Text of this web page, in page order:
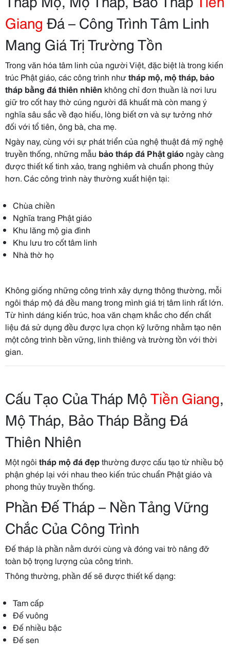
Giang Đá – Công Trình Tâm Linh
Mang Giá Trị Trường Tồn
Trong văn hóa tâm linh của người Việt, đặc biệt là trong kiến
trúc Phật giáo, các công trình nhưtháp mộ, mộ tháp, bảo
tháp bằng đá thiên nhiên không chỉ đơn thuần là nơi lưu
giữ tro cốt hay thờ cúng người đã khuất mà còn mang ý
nghĩa sâu sắc về đạo hiếu, lòng biết ơn và sự tưởng nhớ
đối với tổ tiên, ông bà, cha mẹ.
Ngày nay, cùng với sự phát triển của nghệ thuật đá mỹ nghệ
truyền thống, những mẫu bảo tháp đá Phật giáo ngày càng
được thiết kế tinh xảo, trang nghiêm và chuẩn phong thủy
hơn. Các công trình này thường xuất hiện tại:
Chùa chiền
Nghĩa trang Phật giáo
Khu lăng mộ gia đình
Khu lưu tro cốt tâm linh
Nhà thờ họ
Không giống những công trình xây dựng thông thường, mỗi
ngôi tháp mộ đá đều mang trong mình giá trị tâm linh rất lớn.
Từ hình dáng kiến trúc, hoa văn chạm khắc cho đến chất
liệu đá sử dụng đều được lựa chọn kỹ lưỡng nhằm tạo nên
một công trình bền vững, linh thiêng và trường tồn với thời
gian.
Cấu Tạo Của Tháp MộTiền Giang,
Mộ Tháp, Bảo Tháp Bằng Đá
Thiên Nhiên
Một ngôi tháp mộ đá đẹpthường được cấu tạo từ nhiều bộ
phận ghép lại với nhau theo kiến trúc chuẩn Phật giáo và
phong thủy truyền thống.
Phần Đế Tháp – Nền Tảng Vững
Chắc Của Công Trình
Đế tháp là phần nằm dưới cùng và đóng vai trò nâng đỡ
toàn bộ trọng lượng của công trình.
Thông thường, phần đế sẽ được thiết kế dạng:
Tam cấp
Đế vuông
Đế nhiều bậc
Đế sen